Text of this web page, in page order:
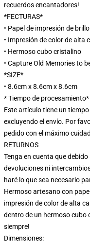
recuerdos encantadores!
*FECTURAS*
• Papel de impresión de
• Impresión de color de alta
• Hermoso cubo cristalino
• Capture Old Memories to
*SIZE*
• 8.6cm x 8.6cm x 8.6cm
* Tiempo de procesamiento*
Este artículo tiene un
excluyendo el envío. Por
pedido con el máximo
RETURNOS
Tenga en cuenta que
devoluciones ni
haré lo que sea necesario
Hermoso artesano con
impresión de color de alta
dentro de un hermoso
siempre!
Dimensiones: